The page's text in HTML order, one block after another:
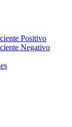
Positivo
Negativo